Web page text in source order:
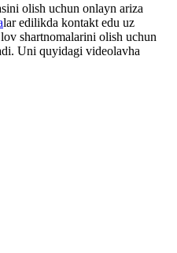
olish uchun onlayn ariza
lar edilikda kontakt edu uz
shartnomalarini olish uchun
Uni quyidagi videolavha